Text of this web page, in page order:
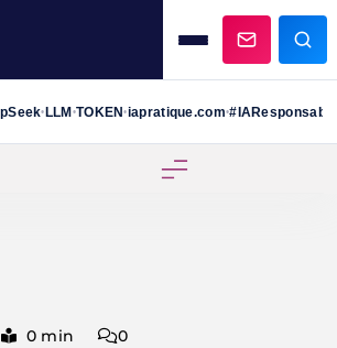
•LLM•TOKEN•iapratique.com•#IAResponsable
0 min 0